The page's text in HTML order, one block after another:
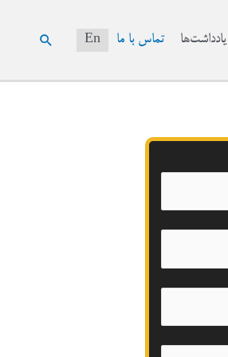
یادداشت‌ها تماس با ما En جستجو